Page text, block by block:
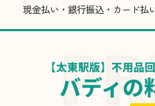
現金払い・銀行振込・カード払
【太東駅版】不用品
バディの